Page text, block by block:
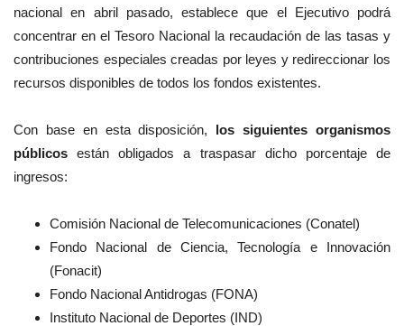
nacional en abril pasado, establece que el Ejecutivo podrá
concentrar en el Tesoro Nacional la recaudación de las tasas y
contribuciones especiales creadas por leyes y redireccionar los
recursos disponibles de todos los fondos existentes.
Con base en esta disposición, los siguientes organismos
públicos están obligados a traspasar dicho porcentaje de
ingresos:
Comisión Nacional de Telecomunicaciones (Conatel)
Fondo Nacional de Ciencia, Tecnología e Innovación
(Fonacit)
Fondo Nacional Antidrogas (FONA)
Instituto Nacional de Deportes (IND)